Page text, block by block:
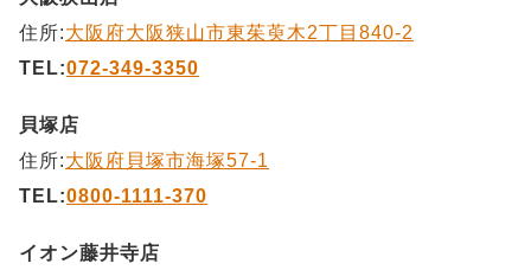
住所:大阪府大阪狭山市東茱萸木2丁目840-2
TEL:072-349-3350
貝塚店
住所:大阪府貝塚市海塚57-1
TEL:0800-1111-370
イオン藤井寺店